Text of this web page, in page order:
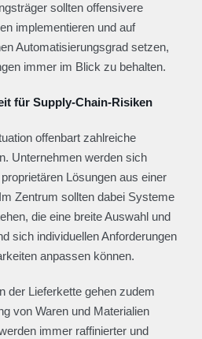
sollten offensivere
implementieren und auf
Automatisierungsgrad setzen,
immer im Blick zu behalten.
für Supply-Chain-Risiken
offenbart zahlreiche
Unternehmen werden sich
Lösungen aus einer
Zentrum sollten dabei Systeme
die eine breite Auswahl und
sich individuellen Anforderungen
anpassen können.
der Lieferkette gehen zudem
von Waren und Materialien
immer raffinierter und